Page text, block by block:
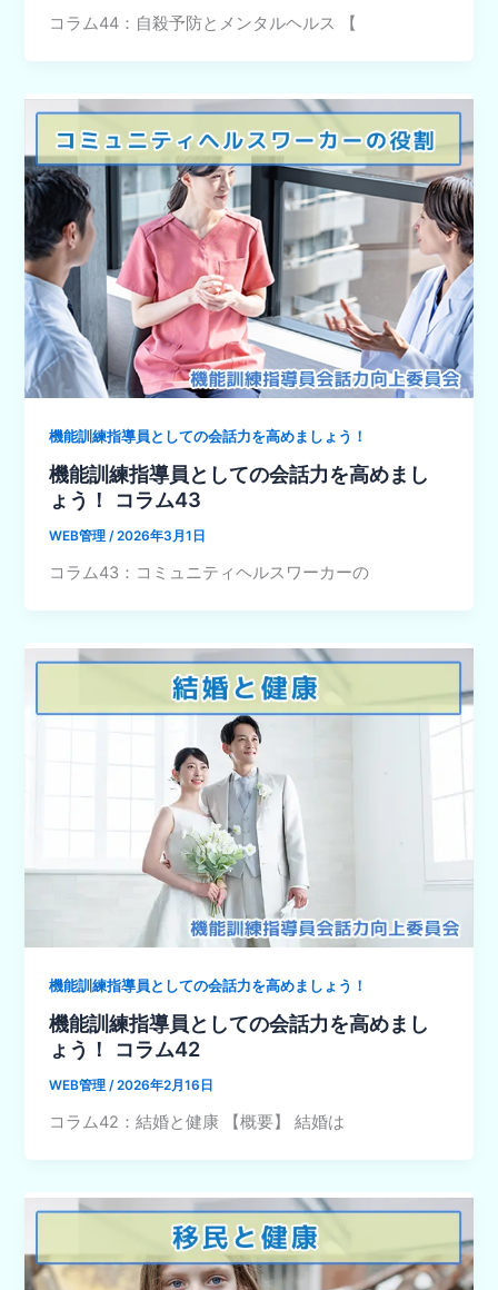
コラム44：自殺予防とメンタルヘルス 【
機能訓練指導員としての会話力を高めましょう！
機能訓練指導員としての会話力を高めまし
ょう！ コラム43
WEB管理/2026年3月1日
コラム43：コミュニティヘルスワーカーの
機能訓練指導員としての会話力を高めましょう！
機能訓練指導員としての会話力を高めまし
ょう！ コラム42
WEB管理/2026年2月16日
コラム42：結婚と健康 【概要】 結婚は